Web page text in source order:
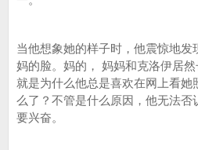
当他想象她的样子时，他震惊地
妈的脸。妈的， 妈妈和克洛伊居
就是为什么他总是喜欢在网上看她
么了？不管是什么原因，他无法否
要兴奋。